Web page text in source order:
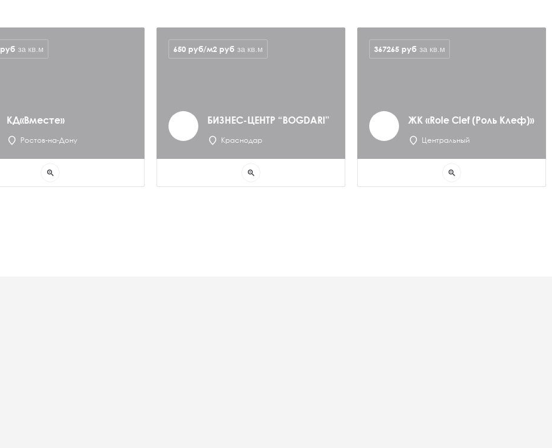
КД«Вместе»
Ростов-на-Дону
руб за кв.м
zoom_in
БИЗНЕС-ЦЕНТР “BOGDARI”
Краснодар
650 руб/м2 руб за кв.м
zoom_in
ЖК «Role Clef (Роль Клеф)»
Центральный
367265 руб за кв.м
zoom_in